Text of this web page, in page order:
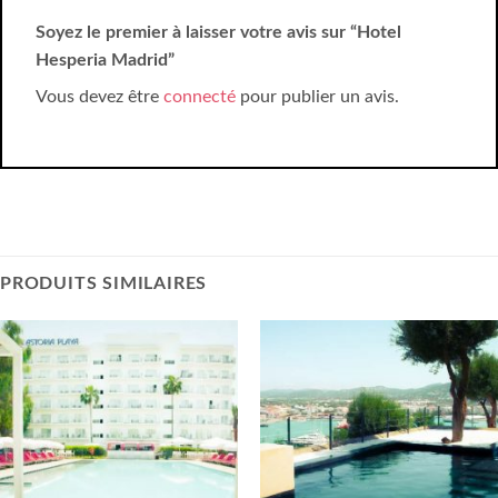
Soyez le premier à laisser votre avis sur “Hotel
Hesperia Madrid”
Vous devez être connecté pour publier un avis.
PRODUITS SIMILAIRES